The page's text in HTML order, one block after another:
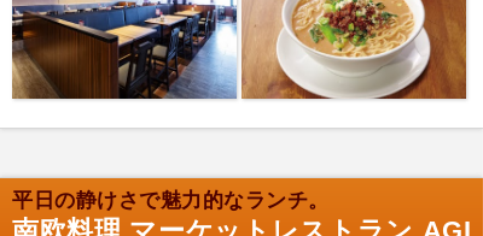
平日の静けさで魅力的なランチ。